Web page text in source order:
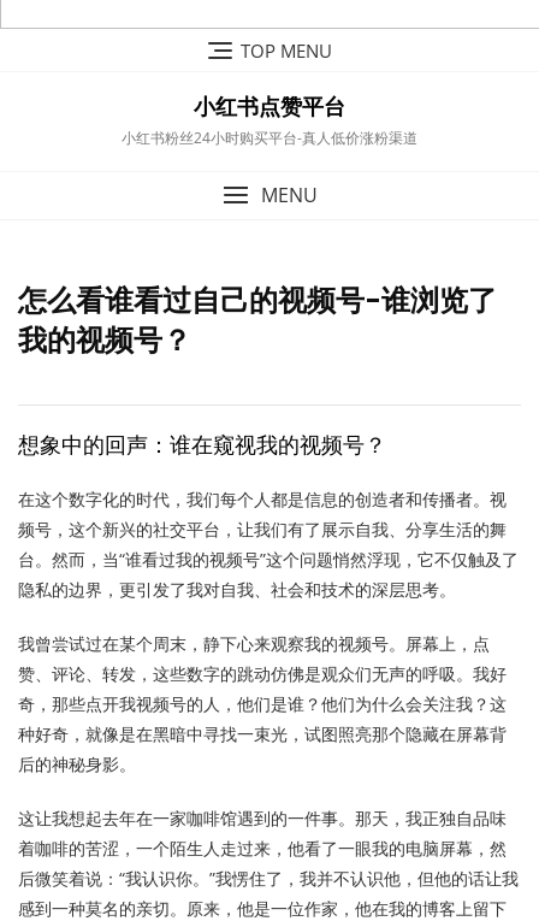
TOP MENU
小红书点赞平台
小红书粉丝24小时购买平台-真人低价涨粉渠道
MENU
怎么看谁看过自己的视频号-谁浏览了
我的视频号？
想象中的回声：谁在窥视我的视频号？
在这个数字化的时代，我们每个人都是信息的创造者和传播者。视
频号，这个新兴的社交平台，让我们有了展示自我、分享生活的舞
台。然而，当“谁看过我的视频号”这个问题悄然浮现，它不仅触及了
隐私的边界，更引发了我对自我、社会和技术的深层思考。
我曾尝试过在某个周末，静下心来观察我的视频号。屏幕上，点
赞、评论、转发，这些数字的跳动仿佛是观众们无声的呼吸。我好
奇，那些点开我视频号的人，他们是谁？他们为什么会关注我？这
种好奇，就像是在黑暗中寻找一束光，试图照亮那个隐藏在屏幕背
后的神秘身影。
这让我想起去年在一家咖啡馆遇到的一件事。那天，我正独自品味
着咖啡的苦涩，一个陌生人走过来，他看了一眼我的电脑屏幕，然
后微笑着说：“我认识你。”我愣住了，我并不认识他，但他的话让我
感到一种莫名的亲切。原来，他是一位作家，他在我的博客上留下